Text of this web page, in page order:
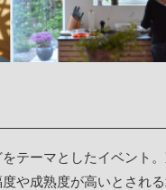
テーマとしたイベント
や成熟度が高いとされ